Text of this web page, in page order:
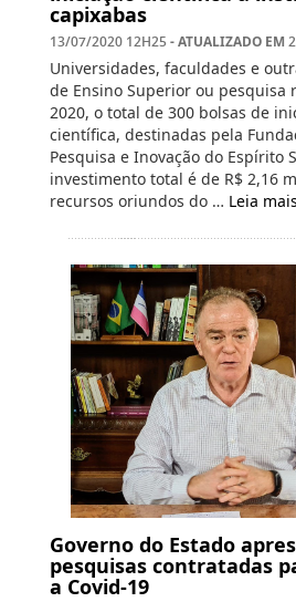
capixabas
13/07/2020 12H25- ATUALIZADO EM
Universidades, faculdades e
de Ensino Superior ou pesquisa
2020, o total de 300 bolsas de
científica, destinadas pela
Pesquisa e Inovação do Espírito
investimento total é de R$ 2,16
recursos oriundos do … Leia mais
Governo do Estado
pesquisas contratadas
a Covid-19